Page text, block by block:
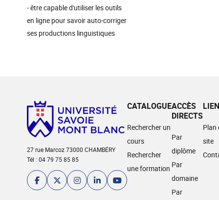
- être capable d'utiliser les outils
en ligne pour savoir auto-corriger
ses productions linguistiques
27 rue Marcoz 73000 CHAMBÉRY
Tél : 04 79 75 85 85
CATALOGUE
Rechercher un
cours
Rechercher
une formation
ACCÈS
DIRECTS
Par
diplôme
Par
domaine
Par
Plan
site